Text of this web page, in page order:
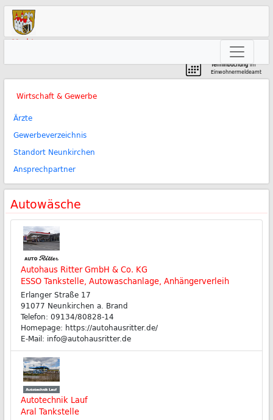
Markt
Terminbuchungim
Einwohnermeldeamt
Wirtschaft & Gewerbe
Ärzte
Gewerbeverzeichnis
Standort Neunkirchen
Ansprechpartner
Autowäsche
Autohaus Ritter GmbH & Co. KG
ESSO Tankstelle, Autowaschanlage, Anhängerverleih
Erlanger Straße 17
91077 Neunkirchen a. Brand
Telefon: 09134/80828-14
Homepage: https://autohausritter.de/
E-Mail: info@autohausritter.de
Autotechnik Lauf
Aral Tankstelle